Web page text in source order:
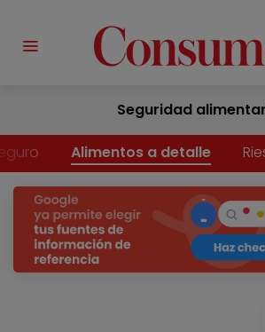
Seguridad
Alimentos a detalle